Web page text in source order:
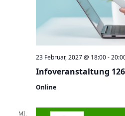
Infoveranstaltung
23 Februar, 2027 @ 18:00-
Online
MI.